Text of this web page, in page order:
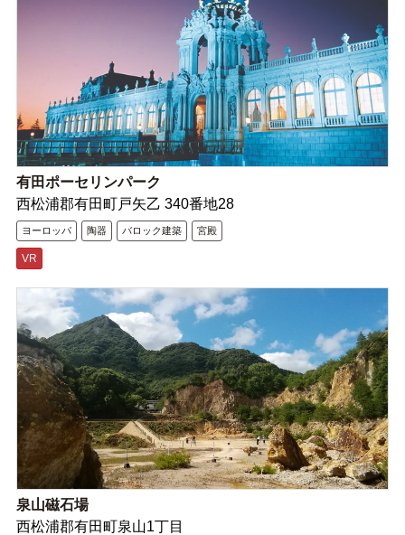
有田ポーセリンパーク
西松浦郡有田町戸矢乙 340番地28
ヨーロッパ 陶器 バロック建築 宮殿
VR
泉山磁石場
西松浦郡有田町泉山1丁目